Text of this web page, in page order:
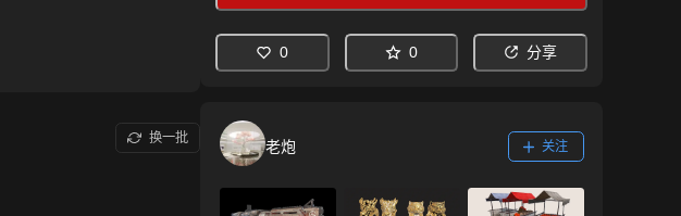
换一批
0 0 分享
老炮 关注